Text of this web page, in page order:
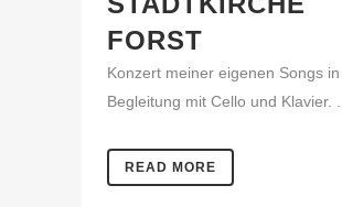
FORST
Konzert meiner eigenen Songs in
Begleitung mit Cello und Klavier. ...
READ MORE